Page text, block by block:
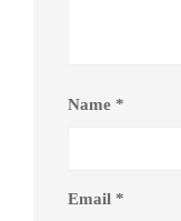
Name *
Email *